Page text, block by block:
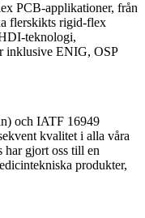
PCB-applikationer, från
flerskikts rigid-flex
teknologi,
inklusive ENIG, OSP
och IATF 16949
kvalitet i alla våra
har gjort oss till en
produkter,